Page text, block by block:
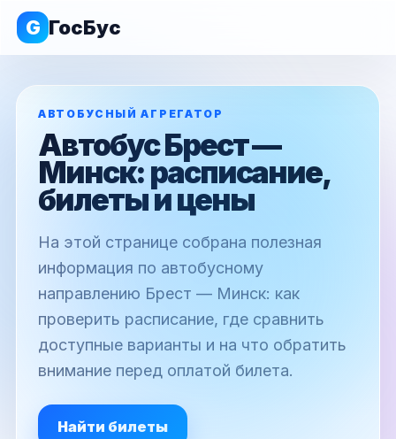
G ГосБус
АВТОБУСНЫЙ АГРЕГАТОР
Автобус Брест —
Минск: расписание,
билеты и цены
На этой странице собрана полезная
информация по автобусному
направлению Брест — Минск: как
проверить расписание, где сравнить
доступные варианты и на что обратить
внимание перед оплатой билета.
Найти билеты